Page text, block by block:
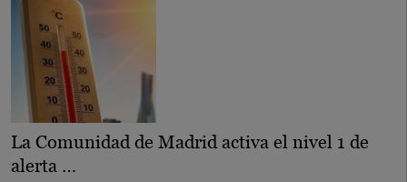
La Comunidad de Madrid activa el nivel 1 de
alerta …